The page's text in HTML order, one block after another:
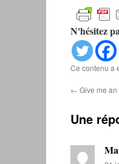
N'hésitez
Ce contenu a
← Give me an
Une